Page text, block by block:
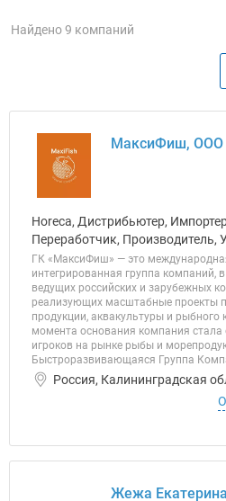
Найдено 9 компаний
МаксиФиш, ООО
Horeca, Дистрибьютер,
Переработчик, Производитель,
ГК «МаксиФиш» — это
интегрированная группа компаний,
ведущих российских и зарубежных
реализующих масштабные проекты
продукции, аквакультуры и рыбного
момента основания компания
игроков на рынке рыбы и
Быстроразвивающаяся Группа
Россия, Калининградская
Жежа